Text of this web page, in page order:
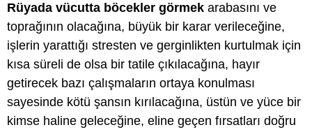
Rüyada vücutta böcekler görmek arabasını ve
toprağının olacağına, büyük bir karar verileceğine,
işlerin yarattığı stresten ve gerginlikten kurtulmak için
kısa süreli de olsa bir tatile çıkılacağına, hayır
getirecek bazı çalışmaların ortaya konulması
sayesinde kötü şansın kırılacağına, üstün ve yüce bir
kimse haline geleceğine, eline geçen fırsatları doğru